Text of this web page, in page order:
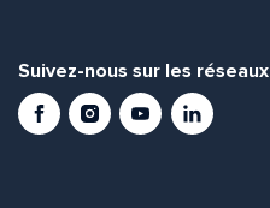
Suivez-nous sur les réseaux
FacebookInstagramYoutubeLinkedIn